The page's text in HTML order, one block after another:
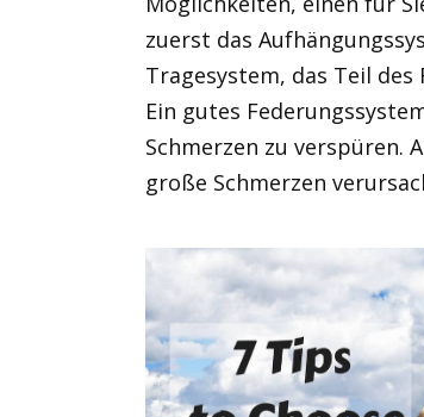
zuerst das
Tragesystem, das Teil
Ein gutes
Schmerzen zu verspüren.
große Schmerzen